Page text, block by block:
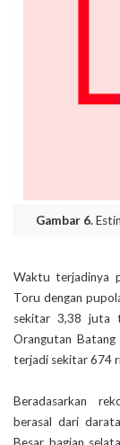
Gambar 6.
Waktu terjadinya
Toru dengan
sekitar 3,38 juta
Orangutan
terjadi sekitar 674
Beradasarkan
berasal dari